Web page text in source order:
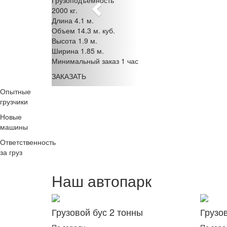
2000 кг.
Длина 4.1 м.
Объем 14.3 м. куб.
Высота 1.9 м.
Ширина 1.85 м.
Минимальный заказ 1 час
ЗАКАЗАТЬ
Опытные
грузчики
Новые
машины
Ответственность
за груз
Наш автопарк
Грузовой бус 2 тонны